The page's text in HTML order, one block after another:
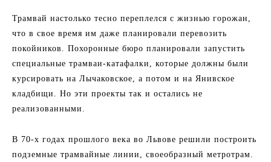
Трамвай настолько тесно переплелся с жизнью горожан,
что в свое время им даже планировали перевозить
покойников. Похоронные бюро планировали запустить
специальные трамваи-катафалки, которые должны были
курсировать на Лычаковское, а потом и на Янивское
кладбищи. Но эти проекты так и остались не
реализованными.
В 70-х годах прошлого века во Львове решили построить
подземные трамвайные линии, своеобразный метротрам.